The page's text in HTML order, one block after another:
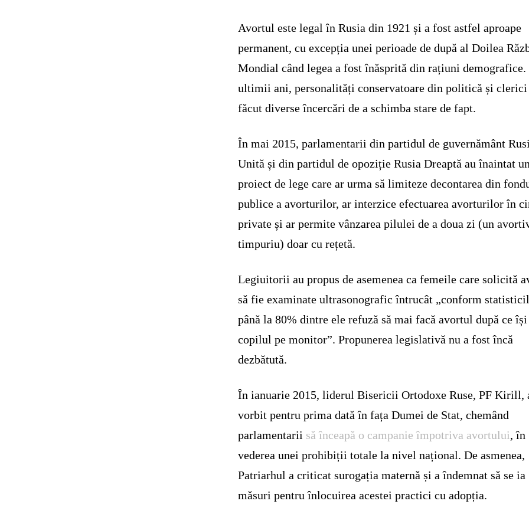
Avortul este legal în Rusia din 1921 și a fost astfel aproape
permanent, cu excepția unei perioade de după al Doilea
Mondial când legea a fost înăsprită din rațiuni demografice.
ultimii ani, personalități conservatoare din politică și clerici
făcut diverse încercări de a schimba stare de fapt.
În mai 2015, parlamentarii din partidul de guvernământ
Unită și din partidul de opoziție Rusia Dreaptă au înaintat un
proiect de lege care ar urma să limiteze decontarea din
publice a avorturilor, ar interzice efectuarea avorturilor în
private și ar permite vânzarea pilulei de a doua zi (un
timpuriu) doar cu rețetă.
Legiuitorii au propus de asemenea ca femeile care solicită
să fie examinate ultrasonografic întrucât „conform
până la 80% dintre ele refuză să mai facă avortul după ce își
copilul pe monitor”. Propunerea legislativă nu a fost încă
dezbătută.
În ianuarie 2015, liderul Bisericii Ortodoxe Ruse, PF Kirill,
vorbit pentru prima dată în fața Dumei de Stat, chemând
parlamentarii să înceapă o campanie împotriva avortului, în
vederea unei prohibiții totale la nivel național. De asmenea,
Patriarhul a criticat surogația maternă și a îndemnat să se ia
măsuri pentru înlocuirea acestei practici cu adopția.